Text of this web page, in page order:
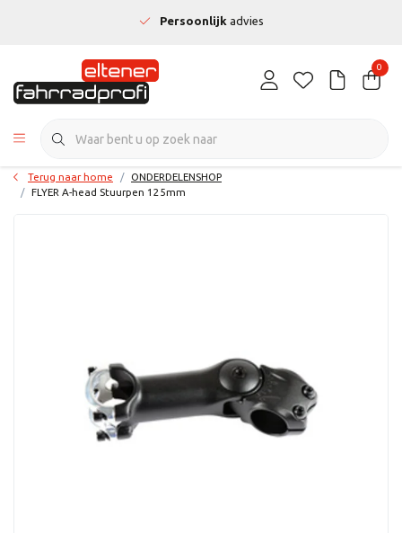
Persoonlijkadvies
0
Terug naar home
ONDERDELENSHOP
FLYER A-head Stuurpen 125mm